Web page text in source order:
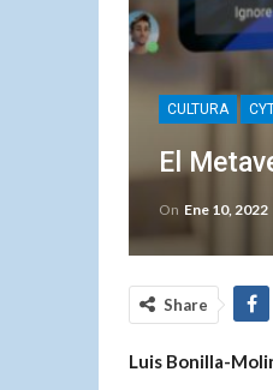
CULTURA
El
On Ene 10, 2022
Share
Luis Bonilla-